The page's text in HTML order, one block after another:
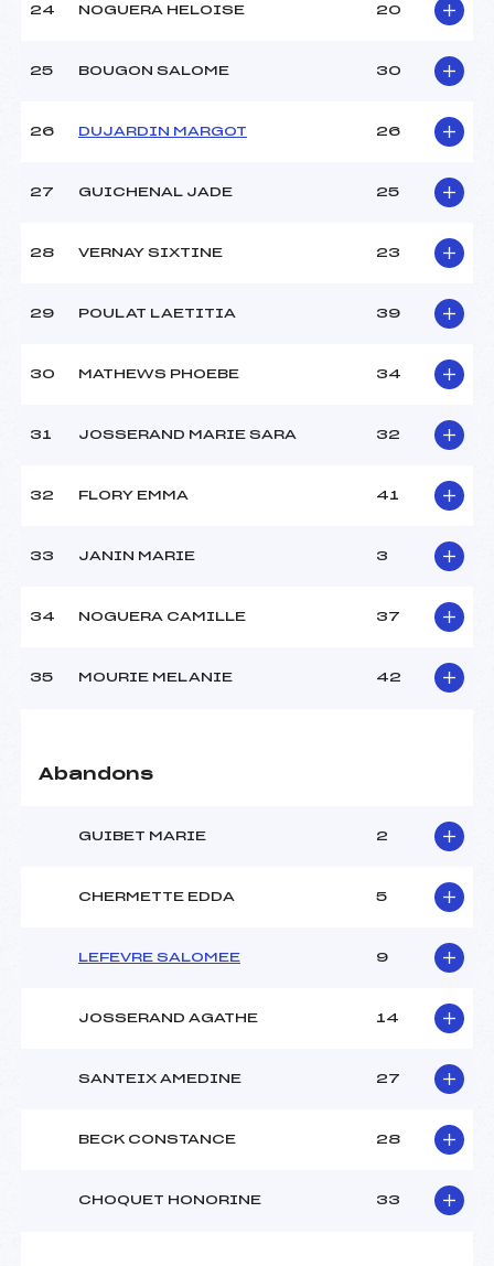
24 NOGUERA HELOISE 20
25 BOUGON SALOME 30
26 DUJARDIN MARGOT 26
27 GUICHENAL JADE 25
28 VERNAY SIXTINE 23
29 POULAT LAETITIA 39
30 MATHEWS PHOEBE 34
31 JOSSERAND MARIE SARA 32
32 FLORY EMMA 41
33 JANIN MARIE 3
34 NOGUERA CAMILLE 37
35 MOURIE MELANIE 42
Abandons
GUIBET MARIE 2
CHERMETTE EDDA 5
LEFEVRE SALOMEE 9
JOSSERAND AGATHE 14
SANTEIX AMEDINE 27
BECK CONSTANCE 28
CHOQUET HONORINE 33